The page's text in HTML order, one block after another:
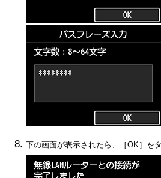
下の画面が表示されたら、［OK］を